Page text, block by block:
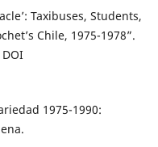
Taxibuses, Students,
Chile, 1975-1978”.
1975-1990: